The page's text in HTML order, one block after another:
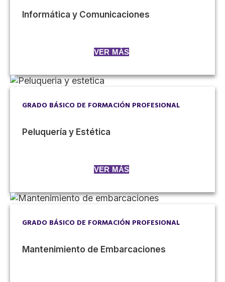
Informática y Comunicaciones
VER MÁS
GRADO BÁSICO DE FORMACIÓN PROFESIONAL
Peluquería y Estética
VER MÁS
GRADO BÁSICO DE FORMACIÓN PROFESIONAL
Mantenimiento de Embarcaciones